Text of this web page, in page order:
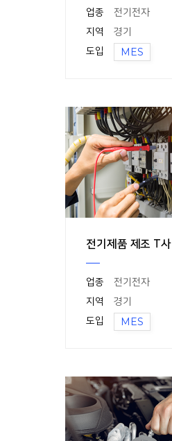
업종
전기전자
지역
경기
도입
MES
전기제품 제조 T사
업종
전기전자
지역
경기
도입
MES